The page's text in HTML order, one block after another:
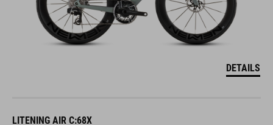
DETAILS
LITENING AIR C:68X